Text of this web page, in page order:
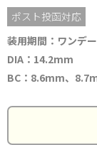
ポスト投函対応
装用期間：ワンデー
DIA：14.2mm
BC：8.6mm、